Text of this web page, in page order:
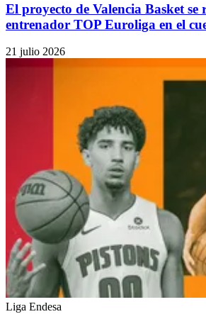
El proyecto de Valencia Basket se
entrenador TOP Euroliga en el
21 julio 2026
Liga Endesa